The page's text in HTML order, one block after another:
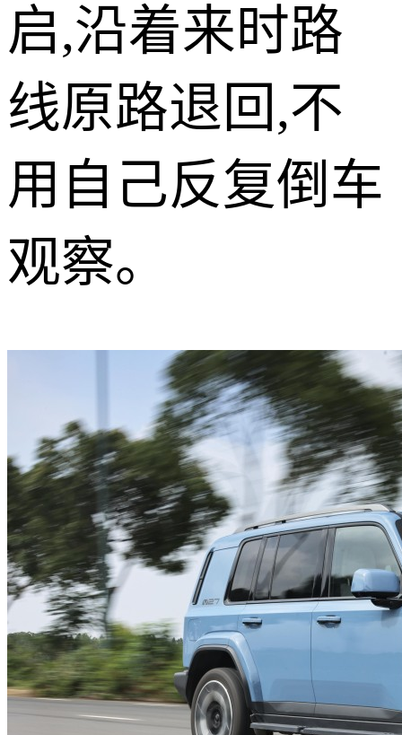
启,沿着来时路
线原路退回,不
用自己反复倒车
观察。